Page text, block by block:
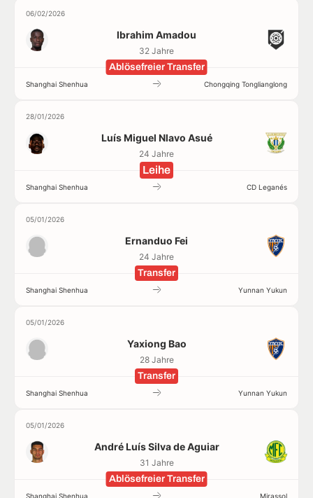
06/02/2026
Ibrahim Amadou
32 Jahre
Ablösefreier Transfer
Shanghai Shenhua Chongqing Tonglianglong
28/01/2026
Luís Miguel Nlavo Asué
24 Jahre
Leihe
Shanghai Shenhua CD Leganés
05/01/2026
Ernanduo Fei
24 Jahre
Transfer
Shanghai Shenhua Yunnan Yukun
05/01/2026
Yaxiong Bao
28 Jahre
Transfer
Shanghai Shenhua Yunnan Yukun
05/01/2026
André Luís Silva de Aguiar
31 Jahre
Ablösefreier Transfer
Shanghai Shenhua Mirassol